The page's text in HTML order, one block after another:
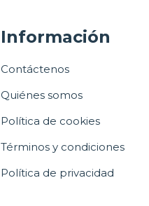
Información
Contáctenos
Quiénes somos
Política de cookies
Términos y condiciones
Política de privacidad